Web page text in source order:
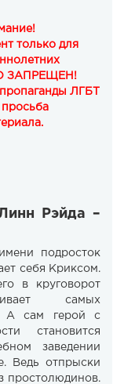
только для
ЗАПРЕЩЕН!
ЛГБТ
просьба
Рэйда –
подросток
себя Криксом.
в круговорот
самых
А сам герой с
становится
заведении
Ведь отпрыски
простолюдинов.